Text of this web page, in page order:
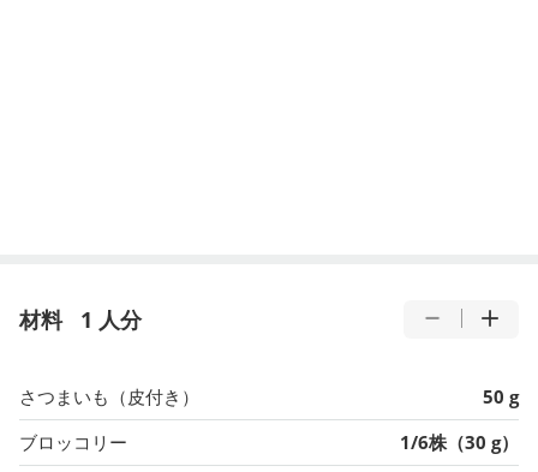
材料 1 人分
さつまいも（皮付き）
50 g
ブロッコリー
1/6株（30 g）